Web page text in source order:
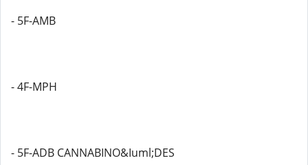
- 5F-AMB
- 4F-MPH
- 5F-ADB CANNABINO&Iuml;DES